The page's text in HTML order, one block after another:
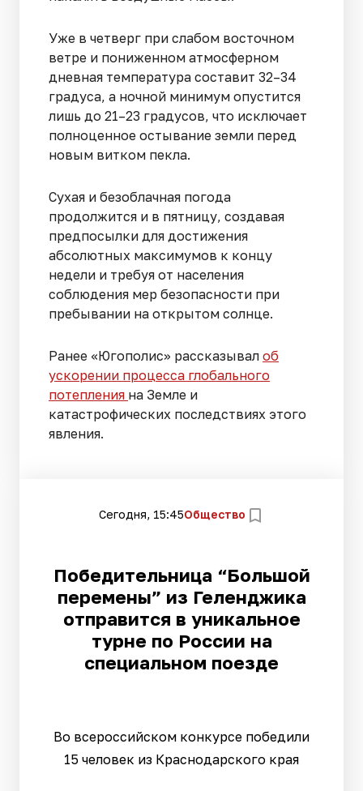
Уже в четверг при слабом восточном
ветре и пониженном атмосферном
дневная температура составит 32–34
градуса, а ночной минимум опустится
лишь до 21–23 градусов, что исключает
полноценное остывание земли перед
новым витком пекла.
Сухая и безоблачная погода
продолжится и в пятницу, создавая
предпосылки для достижения
абсолютных максимумов к концу
недели и требуя от населения
соблюдения мер безопасности при
пребывании на открытом солнце.
Ранее «Югополис» рассказывал об
ускорении процесса глобального
потепления на Земле и
катастрофических последствиях этого
явления.
Сегодня, 15:45Общество
Победительница “Большой
перемены” из Геленджика
отправится в уникальное
турне по России на
специальном поезде
Во всероссийском конкурсе победили
15 человек из Краснодарского края